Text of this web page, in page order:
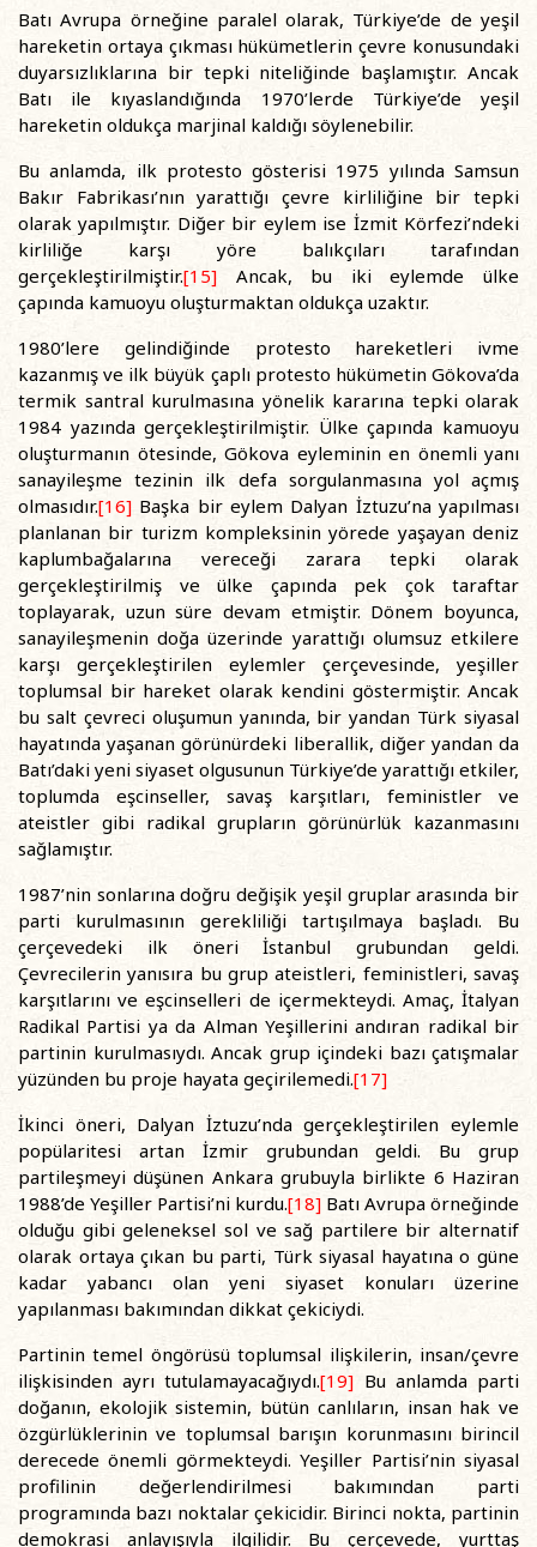
Batı Avrupa örneğine paralel olarak, Türkiye’de de yeşil
hareketin ortaya çıkması hükümetlerin çevre konusundaki
duyarsızlıklarına bir tepki niteliğinde başlamıştır. Ancak
Batı ile kıyaslandığında 1970’lerde Türkiye’de yeşil
hareketin oldukça marjinal kaldığı söylenebilir.
Bu anlamda, ilk protesto gösterisi 1975 yılında Samsun
Bakır Fabrikası’nın yarattığı çevre kirliliğine bir tepki
olarak yapılmıştır. Diğer bir eylem ise İzmit Körfezi’ndeki
kirliliğe karşı yöre balıkçıları tarafından
gerçekleştirilmiştir.[15] Ancak, bu iki eylemde ülke
çapında kamuoyu oluşturmaktan oldukça uzaktır.
1980’lere gelindiğinde protesto hareketleri ivme
kazanmış ve ilk büyük çaplı protesto hükümetin Gökova’da
termik santral kurulmasına yönelik kararına tepki olarak
1984 yazında gerçekleştirilmiştir. Ülke çapında kamuoyu
oluşturmanın ötesinde, Gökova eyleminin en önemli yanı
sanayileşme tezinin ilk defa sorgulanmasına yol açmış
olmasıdır.[16] Başka bir eylem Dalyan İztuzu’na yapılması
planlanan bir turizm kompleksinin yörede yaşayan deniz
kaplumbağalarına vereceği zarara tepki olarak
gerçekleştirilmiş ve ülke çapında pek çok taraftar
toplayarak, uzun süre devam etmiştir. Dönem boyunca,
sanayileşmenin doğa üzerinde yarattığı olumsuz etkilere
karşı gerçekleştirilen eylemler çerçevesinde, yeşiller
toplumsal bir hareket olarak kendini göstermiştir. Ancak
bu salt çevreci oluşumun yanında, bir yandan Türk siyasal
hayatında yaşanan görünürdeki liberallik, diğer yandan da
Batı’daki yeni siyaset olgusunun Türkiye’de yarattığı etkiler,
toplumda eşcinseller, savaş karşıtları, feministler ve
ateistler gibi radikal grupların görünürlük kazanmasını
sağlamıştır.
1987’nin sonlarına doğru değişik yeşil gruplar arasında bir
parti kurulmasının gerekliliği tartışılmaya başladı. Bu
çerçevedeki ilk öneri İstanbul grubundan geldi.
Çevrecilerin yanısıra bu grup ateistleri, feministleri, savaş
karşıtlarını ve eşcinselleri de içermekteydi. Amaç, İtalyan
Radikal Partisi ya da Alman Yeşillerini andıran radikal bir
partinin kurulmasıydı. Ancak grup içindeki bazı çatışmalar
yüzünden bu proje hayata geçirilemedi.[17]
İkinci öneri, Dalyan İztuzu’nda gerçekleştirilen eylemle
popülaritesi artan İzmir grubundan geldi. Bu grup
partileşmeyi düşünen Ankara grubuyla birlikte 6 Haziran
1988’de Yeşiller Partisi’ni kurdu.[18] Batı Avrupa örneğinde
olduğu gibi geleneksel sol ve sağ partilere bir alternatif
olarak ortaya çıkan bu parti, Türk siyasal hayatına o güne
kadar yabancı olan yeni siyaset konuları üzerine
yapılanması bakımından dikkat çekiciydi.
Partinin temel öngörüsü toplumsal ilişkilerin, insan/çevre
ilişkisinden ayrı tutulamayacağıydı.[19] Bu anlamda parti
doğanın, ekolojik sistemin, bütün canlıların, insan hak ve
özgürlüklerinin ve toplumsal barışın korunmasını birincil
derecede önemli görmekteydi. Yeşiller Partisi’nin siyasal
profilinin değerlendirilmesi bakımından parti
programında bazı noktalar çekicidir. Birinci nokta, partinin
demokrasi anlayışıyla ilgilidir. Bu çerçevede, yurttaş